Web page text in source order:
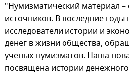
"Нумизматический материал
источников. В последние годы
исследователи истории и
денег в жизни общества,
ученых-нумизматов. Наша
посвящена истории